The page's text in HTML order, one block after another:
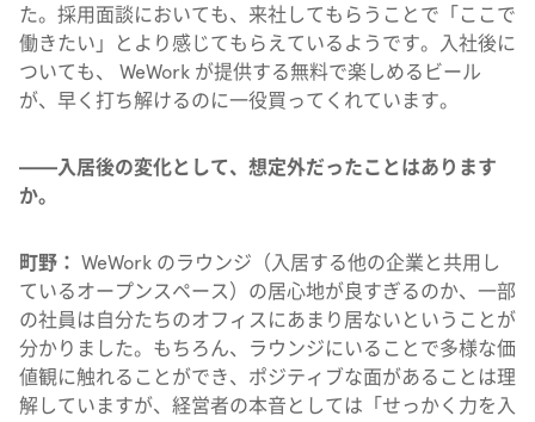
た。採用面談においても、来社してもらうことで「ここで
働きたい」とより感じてもらえているようです。入社後に
ついても、 WeWork が提供する無料で楽しめるビール
が、早く打ち解けるのに一役買ってくれています。
——入居後の変化として、想定外だったことはあります
か。
町野： WeWork のラウンジ（入居する他の企業と共用し
ているオープンスペース）の居心地が良すぎるのか、一部
の社員は自分たちのオフィスにあまり居ないということが
分かりました。もちろん、ラウンジにいることで多様な価
値観に触れることができ、ポジティブな面があることは理
解していますが、経営者の本音としては「せっかく力を入